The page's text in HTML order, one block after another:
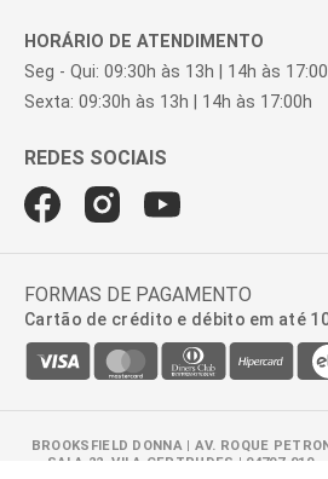
HORÁRIO DE ATENDIMENTO
Seg - Qui: 09:30h às 13h | 14h às 17:00h
FORMAS DE PAGAMENTO
Cartão de crédito e débito em até